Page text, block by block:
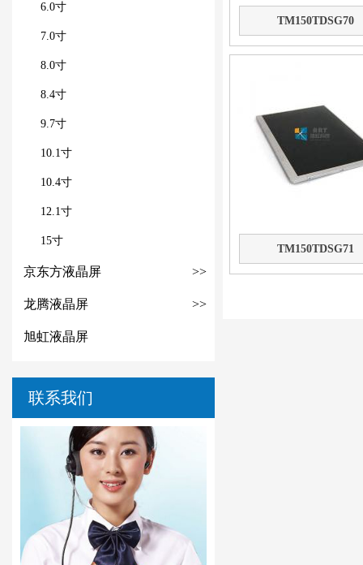
6.0寸
7.0寸
8.0寸
8.4寸
9.7寸
10.1寸
10.4寸
12.1寸
15寸
京东方液晶屏 >>
龙腾液晶屏 >>
旭虹液晶屏
联系我们
TM150TDSG70
TM150TDSG71